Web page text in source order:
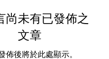
尚未有已發佈之
文章
佈後將於此處顯示。